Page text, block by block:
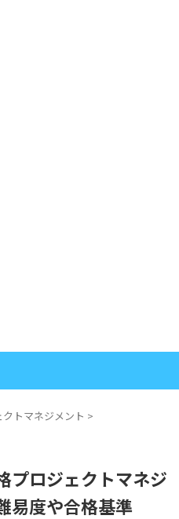
トマネジメント >
プロジェクトマネジ
易度や合格基準